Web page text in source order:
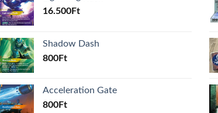
16.500Ft
Shadow Dash
800Ft
Acceleration Gate
800Ft